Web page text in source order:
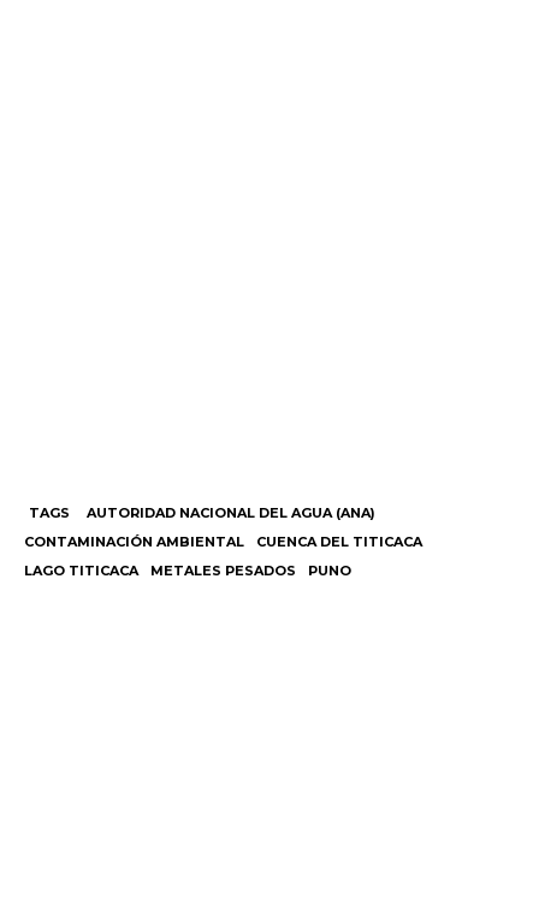
TAGS
AUTORIDAD NACIONAL DEL AGUA (ANA)
CONTAMINACIÓN AMBIENTAL
CUENCA DEL TITICACA
LAGO TITICACA
METALES PESADOS PUNO